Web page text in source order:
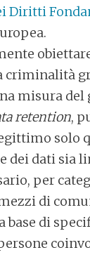
Diritti
criminalità
misura del
retention,
solo
dei dati sia
per
di
base di